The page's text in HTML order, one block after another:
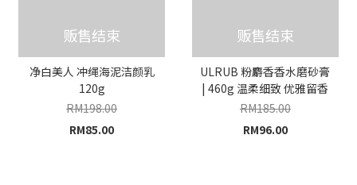
贩售结束
净白美人 冲绳海泥洁颜乳
120g
RM198.00
RM85.00
贩售结束
ULRUB 粉麝香香水磨砂膏
| 460g 温柔细致 优雅留香
RM185.00
RM96.00